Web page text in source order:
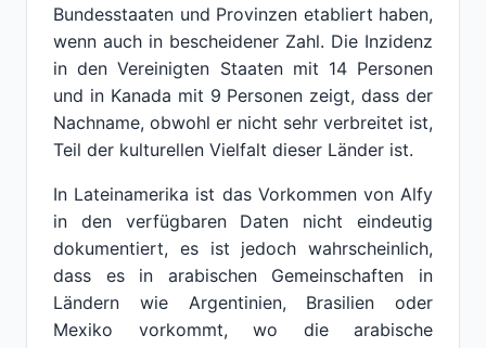
Bundesstaaten und Provinzen etabliert haben,
wenn auch in bescheidener Zahl. Die Inzidenz
in den Vereinigten Staaten mit 14 Personen
und in Kanada mit 9 Personen zeigt, dass der
Nachname, obwohl er nicht sehr verbreitet ist,
Teil der kulturellen Vielfalt dieser Länder ist.
In Lateinamerika ist das Vorkommen von Alfy
in den verfügbaren Daten nicht eindeutig
dokumentiert, es ist jedoch wahrscheinlich,
dass es in arabischen Gemeinschaften in
Ländern wie Argentinien, Brasilien oder
Mexiko vorkommt, wo die arabische